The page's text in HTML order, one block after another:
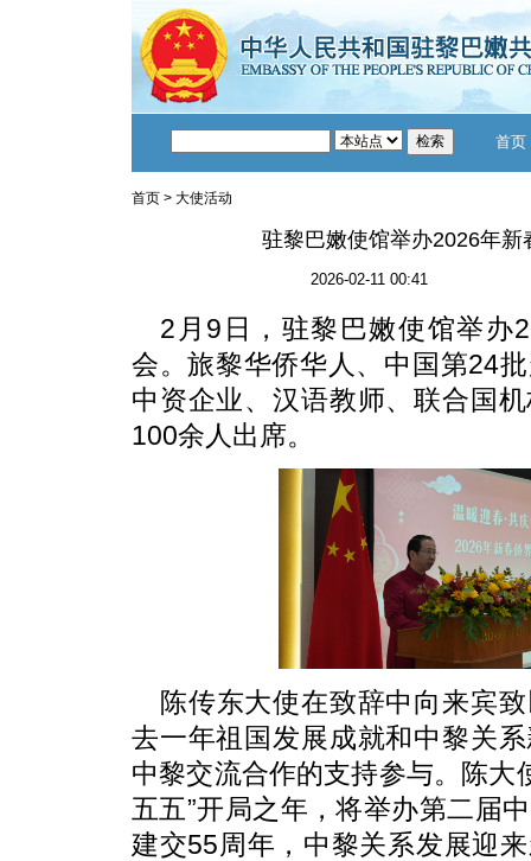
首页
首页 > 大使活动
驻黎巴嫩使馆举办2026年新
2026-02-11 00:41
2月9日，驻黎巴嫩使馆举办
会。旅黎华侨华人、中国第24
中资企业、汉语教师、联合国
100余人出席。
陈传东大使在致辞中向来宾
去一年祖国发展成就和中黎关
中黎交流合作的支持参与。陈大
五五”开局之年，将举办第二届
建交55周年，中黎关系发展迎